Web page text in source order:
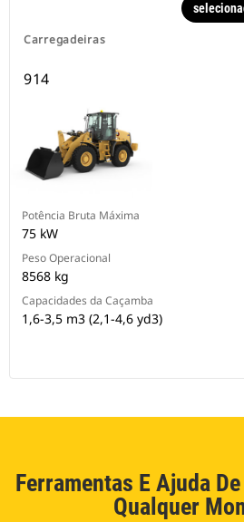
Carregadeiras
914
Potência Bruta Máxima
75 kW
Peso Operacional
8568 kg
Capacidades da Caçamba
1,6-3,5 m3 (2,1-4,6 yd3)
Ferramentas E Ajuda
Qualquer